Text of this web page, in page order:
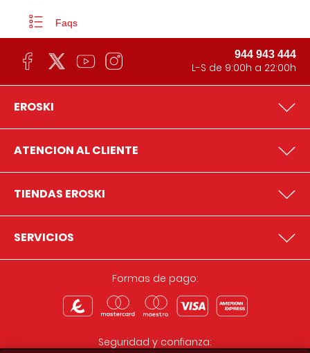
Faqs
944 943 444
L-S de 9:00h a 22:00h
EROSKI
ATENCION AL CLIENTE
TIENDAS EROSKI
SERVICIOS
Formas de pago:
Seguridad y confianza: